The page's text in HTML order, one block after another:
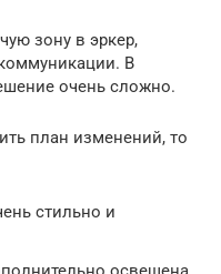
зону в эркер,
В
очень сложно.
план изменений, то
стильно и